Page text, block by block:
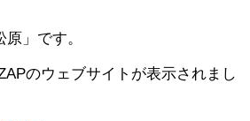
」です。
のウェブサイトが表示されまし